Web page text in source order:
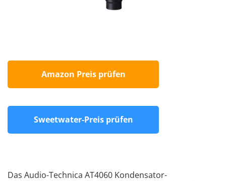
Amazon Preis prüfen
Sweetwater-Preis prüfen
Das Audio-Technica AT4060 Kondensator-